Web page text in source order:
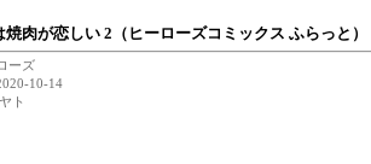
肉が恋しい 2（ヒーローズコミックス ふらっと）
ーズ
10-14
ト